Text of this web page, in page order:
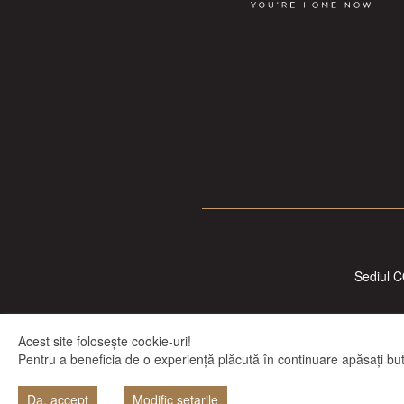
Sediul
Acest site folosește cookie-uri!
Pentru a beneficia de o experiență plăcută în continuare apăsați
Da, accept Modific setarile